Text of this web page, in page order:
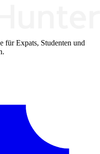
für Expats, Studenten und